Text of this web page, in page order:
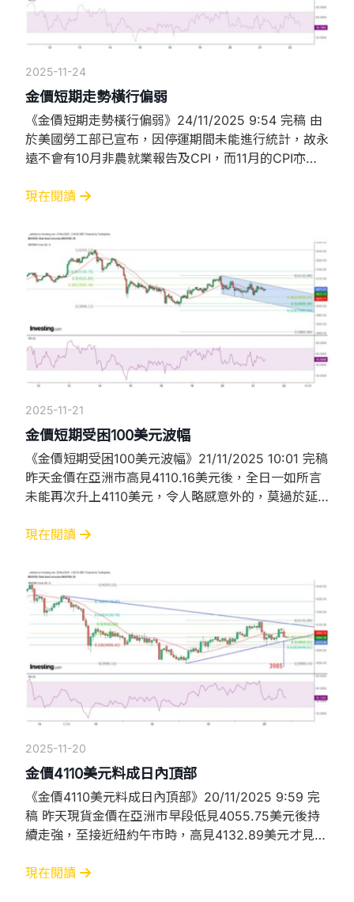
2025-11-24
金價短期走勢橫行偏弱
《金價短期走勢橫行偏弱》24/11/2025 9:54 完稿 由
於美國勞工部已宣布，因停運期間未能進行統計，故永
遠不會有10月非農就業報告及CPI，而11月的CPI亦因
12月16日才公布。由於聯儲局下次議息會議將在12月9
月的議息會議減息。故相信金價在聯儲局議息前將維持
橫行格局，任何與利率及通脹以外
現在閱讀
2025-11-21
金價短期受困100美元波幅
《金價短期受困100美元波幅》21/11/2025 10:01 完稿
昨天金價在亞洲市高見4110.16美元後，全日一如所言
未能再次升上4110美元，令人略感意外的，莫過於延
體非農職位大幅增加11.9萬個，是預期的兩倍有多，更
務員新增職位，私營企業增加了9.7萬個職位，同樣多
過預期的6.2萬個，亦
現在閱讀
2025-11-20
金價4110美元料成日內頂部
《金價4110美元料成日內頂部》20/11/2025 9:59 完
稿 昨天現貨金價在亞洲市早段低見4055.75美元後持
續走強，至接近紐約午市時，高見4132.89美元才見頂
20SMA（現約4095.7）之上持續攀升，惟觸及全日高
現在閱讀